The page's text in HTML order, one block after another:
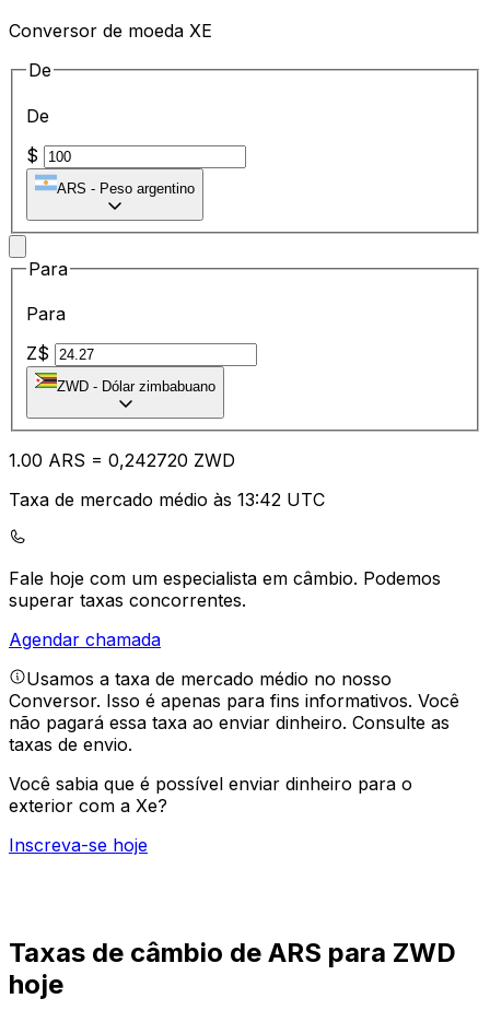
Conversor de moeda XE
De
De
$
ARS - Peso argentino
Para
Para
Z$
ZWD - Dólar zimbabuano
1.00 ARS = 0,242720 ZWD
Taxa de mercado médio às 13:42 UTC
Fale hoje com um especialista em câmbio. Podemos
superar taxas concorrentes.
Agendar chamada
Usamos a taxa de mercado médio no nosso
Conversor. Isso é apenas para fins informativos. Você
não pagará essa taxa ao enviar dinheiro. Consulte as
taxas de envio.
Você sabia que é possível enviar dinheiro para o
exterior com a Xe?
Inscreva-se hoje
Taxas de câmbio de ARS para ZWD
hoje